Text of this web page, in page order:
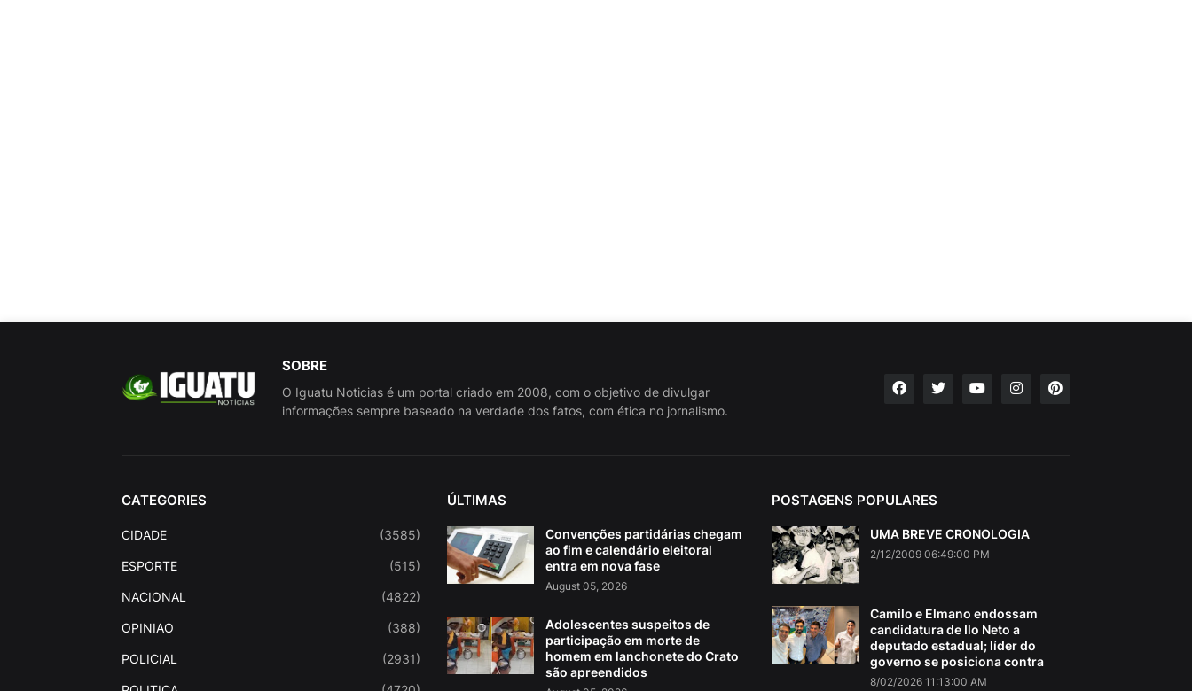
SOBRE
O Iguatu Noticias é um portal criado em 2008, com o objetivo de divulgar
informações sempre baseado na verdade dos fatos, com ética no jornalismo.
CATEGORIES
CIDADE (3585)
ESPORTE (515)
NACIONAL (4822)
OPINIAO (388)
POLICIAL (2931)
ÚLTIMAS
Convenções partidárias chegam
ao fim e calendário eleitoral
entra em nova fase
August 05, 2026
Adolescentes suspeitos de
participação em morte de
homem em lanchonete do Crato
são apreendidos
POSTAGENS POPULARES
UMA BREVE CRONOLOGIA
2/12/2009 06:49:00 PM
Camilo e Elmano endossam
candidatura de Ilo Neto a
deputado estadual; líder do
governo se posiciona contra
8/02/2026 11:13:00 AM